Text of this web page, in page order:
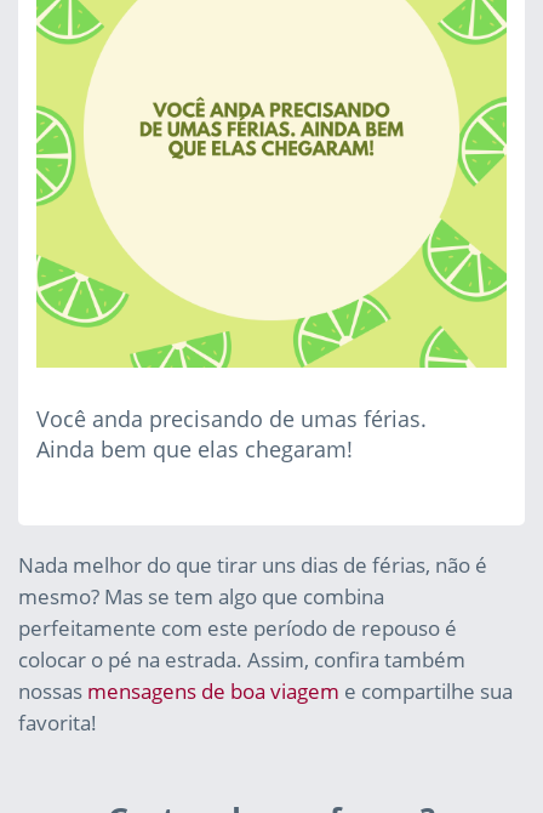
Você anda precisando de umas férias.
Ainda bem que elas chegaram!
Nada melhor do que tirar uns dias de férias, não é
mesmo? Mas se tem algo que combina
perfeitamente com este período de repouso é
colocar o pé na estrada. Assim, confira também
nossas mensagens de boa viagem e compartilhe sua
favorita!